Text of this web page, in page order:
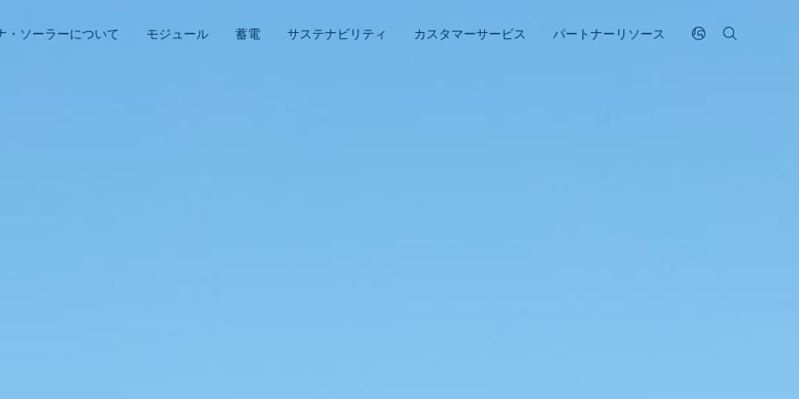
・ソーラーについて モジュール 蓄電 サステナビリティ カスタマーサービス パートナーリソース